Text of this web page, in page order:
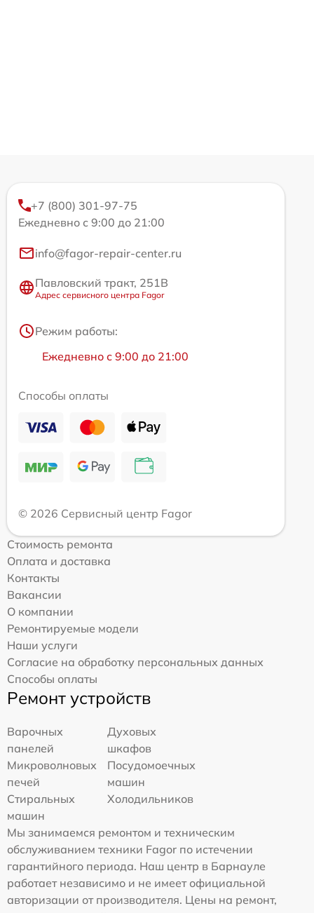
+7 (800) 301-97-75
Ежедневно с 9:00 до 21:00
info@fagor-repair-center.ru
Павловский тракт, 251В
Адрес сервисного центра Fagor
Режим работы:
Ежедневно с 9:00 до 21:00
Способы оплаты
© 2026 Сервисный центр Fagor
Стоимость ремонта
Оплата и доставка
Контакты
Вакансии
О компании
Ремонтируемые модели
Наши услуги
Согласие на обработку персональных данных
Способы оплаты
Ремонт устройств
Варочных
панелей
Духовых
шкафов
Микроволновых
печей
Посудомоечных
машин
Стиральных
машин
Холодильников
Мы занимаемся ремонтом и техническим
обслуживанием техники Fagor по истечении
гарантийного периода. Наш центр в Барнауле
работает независимо и не имеет официальной
авторизации от производителя. Цены на ремонт,